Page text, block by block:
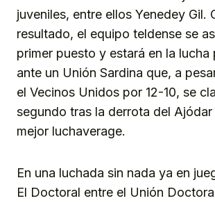
juveniles, entre ellos Yenedey Gil.
resultado, el equipo teldense se
primer puesto y estará en la lucha
ante un Unión Sardina que, a
el Vecinos Unidos por 12-10, se
segundo tras la derrota del
mejor luchaverage.
En una luchada sin nada ya en
El Doctoral entre el Unión